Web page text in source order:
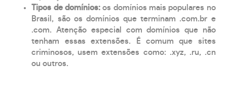
Tipos de domínios:os domínios mais populares no
Brasil, são os domínios que terminam .com.br e
.com. Atenção especial com domínios que não
tenham essas extensões. É comum que sites
criminosos, usem extensões como: .xyz, .ru, .cn
ou outros.